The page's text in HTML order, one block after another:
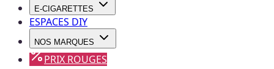
E-CIGARETTES
ESPACES DIY
NOS MARQUES
PRIX ROUGES